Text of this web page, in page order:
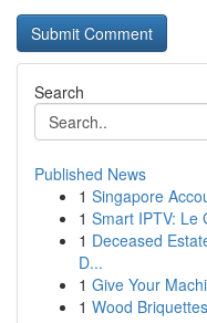
Search
Published News
1 Singapore
1 Smart IPTV: Le
1 Deceased
D...
1 Give Your
1 Wood